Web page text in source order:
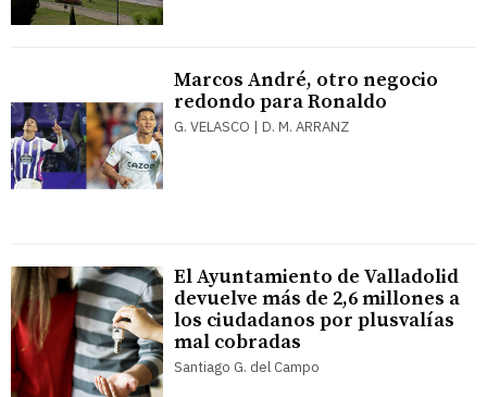
Marcos André, otro negocio
redondo para Ronaldo
G. VELASCO | D. M. ARRANZ
El Ayuntamiento de Valladolid
devuelve más de 2,6 millones a
los ciudadanos por plusvalías
mal cobradas
Santiago G. del Campo